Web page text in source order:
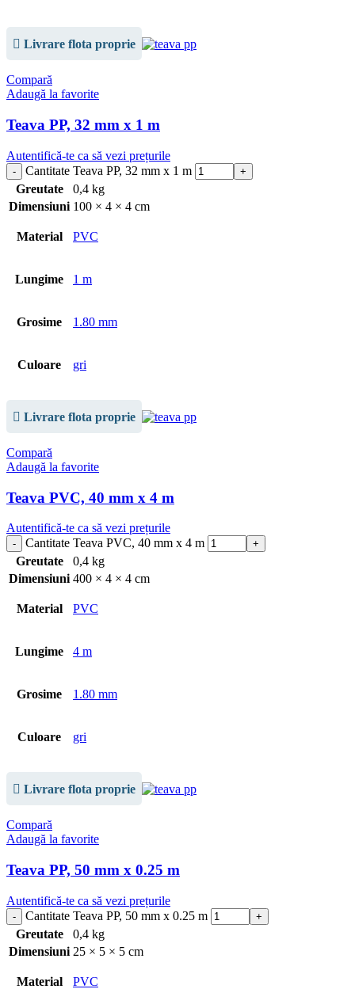
Livrare flota proprie
Compară
Adaugă la favorite
Teava PP, 32 mm x 1 m
Autentifică-te ca să vezi prețurile
Cantitate Teava PP, 32 mm x 1 m
Greutate
0,4 kg
Dimensiuni 100 × 4 × 4 cm
Material PVC
Lungime 1 m
Grosime 1.80 mm
Culoare gri
Livrare flota proprie
Compară
Adaugă la favorite
Teava PVC, 40 mm x 4 m
Autentifică-te ca să vezi prețurile
Cantitate Teava PVC, 40 mm x 4 m
Greutate
0,4 kg
Dimensiuni 400 × 4 × 4 cm
Material PVC
Lungime 4 m
Grosime 1.80 mm
Culoare gri
Livrare flota proprie
Compară
Adaugă la favorite
Teava PP, 50 mm x 0.25 m
Autentifică-te ca să vezi prețurile
Cantitate Teava PP, 50 mm x 0.25 m
Greutate
0,4 kg
Dimensiuni 25 × 5 × 5 cm
Material PVC